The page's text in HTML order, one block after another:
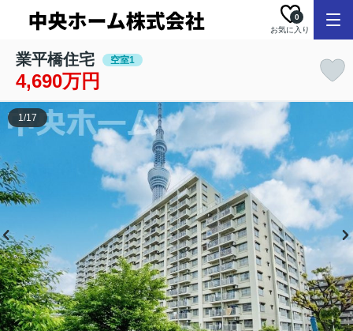
お気に入り
0
業平橋住宅 空室1
4,690万円
1/17